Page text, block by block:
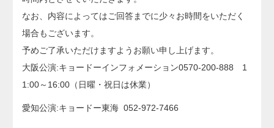
なお、内容によってはご回答までに少々お時間をいただく
場合もございます。
予めご了承いただけますようお願い申し上げます。
大阪公演:キョードーインフォメーション0570-200-888 1
1:00～16:00（日曜・祝日は休業）
愛知公演:キョードー東海 052-972-7466